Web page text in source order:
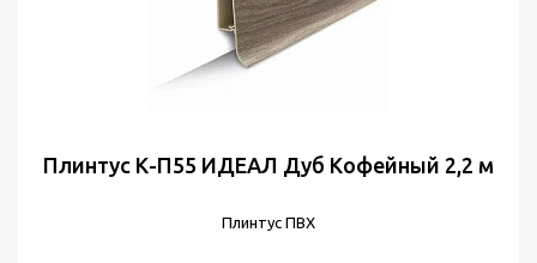
Плинтус К-П55 ИДЕАЛ Дуб Кофейный 2,2 м
Плинтус ПВХ